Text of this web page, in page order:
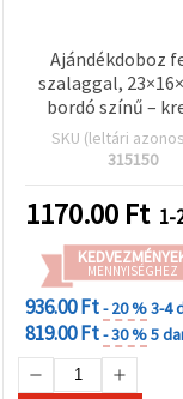
Ajándékdoboz
szalaggal,
bordó színű –
hobbi
SKU (leltári
315150
1170.00 Ft 1-
MENNYISÉGHEZ
936.00 Ft- 20 %3-4
819.00 Ft- 30 %5